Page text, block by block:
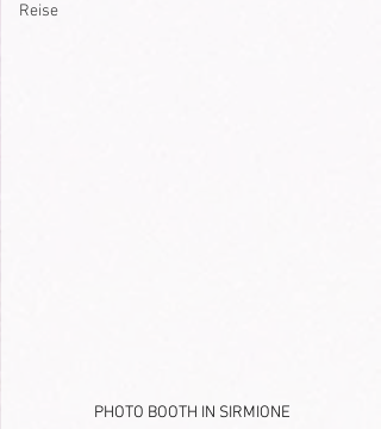
Reise
PHOTO BOOTH IN SIRMIONE